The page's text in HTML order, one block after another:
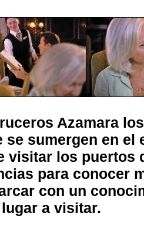
Azamara
se sumergen en
visitar los puertos
para conocer
con un
a visitar.